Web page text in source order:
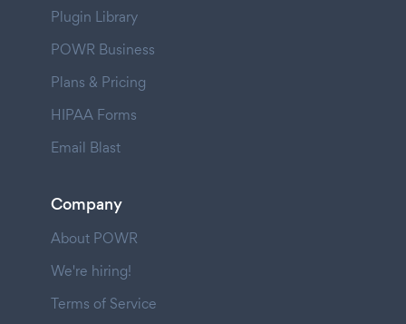
Plugin Library
POWR Business
Plans & Pricing
HIPAA Forms
Email Blast
Company
About POWR
We're hiring!
Terms of Service